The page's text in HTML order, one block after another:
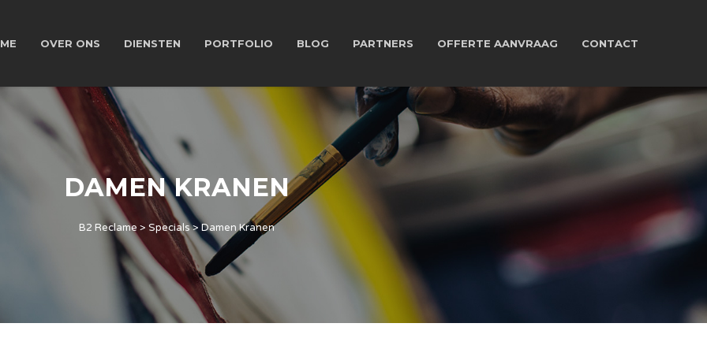
OVER ONS DIENSTEN PORTFOLIO BLOG PARTNERS OFFERTE AANVRAAG CONTACT
DAMEN KRANEN
B2 Reclame > Specials> Damen Kranen